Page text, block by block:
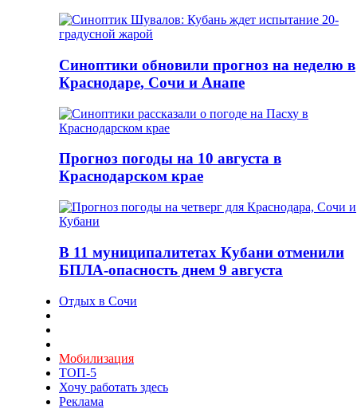
Синоптики обновили прогноз на неделю в
Краснодаре, Сочи и Анапе
Прогноз погоды на 10 августа в
Краснодарском крае
В 11 муниципалитетах Кубани отменили
БПЛА-опасность днем 9 августа
Отдых в Сочи
Мобилизация
ТОП-5
Хочу работать здесь
Реклама